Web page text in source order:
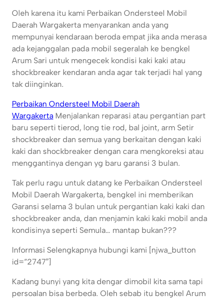
Oleh karena itu kami Perbaikan Ondersteel Mobil
Daerah Wargakerta menyarankan anda yang
mempunyai kendaraan beroda empat jika anda merasa
ada kejanggalan pada mobil segeralah ke bengkel
Arum Sari untuk mengecek kondisi kaki kaki atau
shockbreaker kendaran anda agar tak terjadi hal yang
tak diinginkan.
Perbaikan Ondersteel Mobil Daerah
Wargakerta Menjalankan reparasi atau pergantian part
baru seperti tierod, long tie rod, bal joint, arm Setir
shockbreaker dan semua yang berkaitan dengan kaki
kaki dan shockbreaker dengan cara mengkoreksi atau
menggantinya dengan yg baru garansi 3 bulan.
Tak perlu ragu untuk datang ke Perbaikan Ondersteel
Mobil Daerah Wargakerta, bengkel ini memberikan
Garansi selama 3 bulan untuk pergantian kaki kaki dan
shockbreaker anda, dan menjamin kaki kaki mobil anda
kondisinya seperti Semula… mantap bukan???
Informasi Selengkapnya hubungi kami [njwa_button
id=”2747″]
Kadang bunyi yang kita dengar dimobil kita sama tapi
persoalan bisa berbeda. Oleh sebab itu bengkel Arum